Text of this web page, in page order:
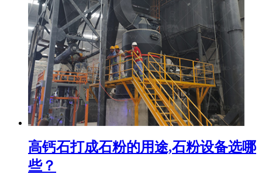
高钙石打成石粉的用途,石粉设备选哪
些？